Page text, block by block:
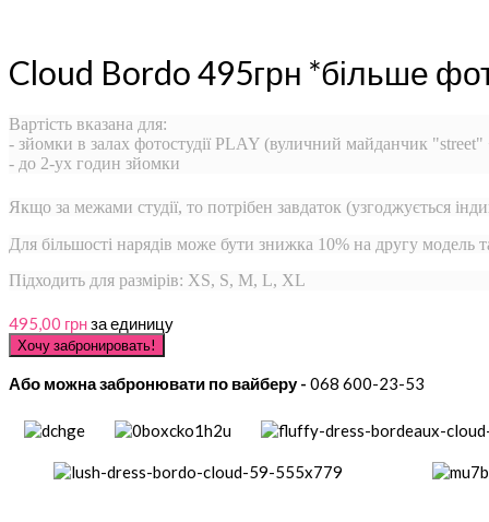
Cloud Bordo 495грн *більше
Вартість вказана для:
- зйомки в залах фотостудії PLAY (вуличний майданчик "street"
- до 2-ух годин зйомки
Якщо за межами студії, то потрібен завдаток (узгоджується
Для більшості нарядів може бути знижка 10% на другу
Підходить для размірів: XS, S, M, L, XL
495,00 грнза единицу
Або можна забронювати по вайберу - 068 600-23-53